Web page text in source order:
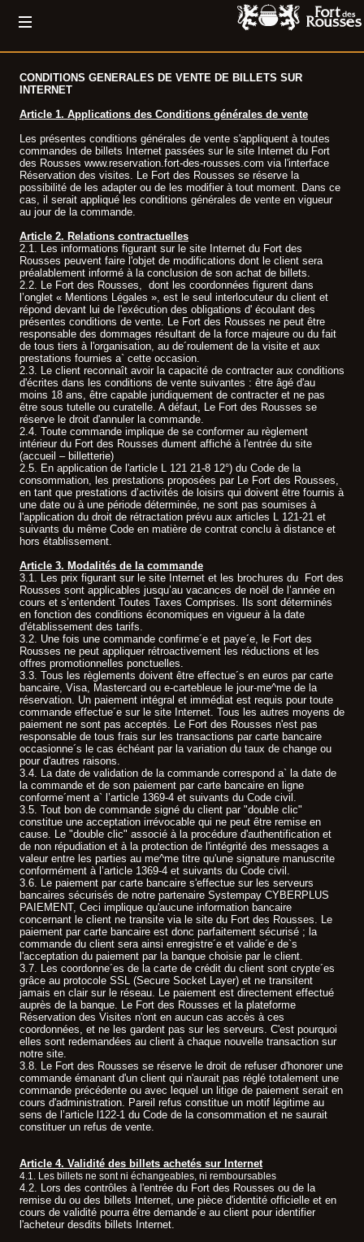
CONDITIONS GENERALES DE VENTE DE BILLETS SUR
INTERNET
Article 1. Applications des Conditions générales de vente
Les présentes conditions générales de vente s'appliquent à toutes
commandes de billets Internet passées sur le site Internet du Fort
des Rousses www.reservation.fort-des-rousses.com via l'interface
Réservation des visites. Le Fort des Rousses se réserve la
possibilité de les adapter ou de les modifier à tout moment. Dans ce
cas, il serait appliqué les conditions générales de vente en vigueur
au jour de la commande.
Article 2. Relations contractuelles
2.1. Les informations figurant sur le site Internet du Fort des
Rousses peuvent faire l'objet de modifications dont le client sera
préalablement informé à la conclusion de son achat de billets.
2.2. Le Fort des Rousses, dont les coordonnées figurent dans
l’onglet « Mentions Légales », est le seul interlocuteur du client et
répond devant lui de l'exécution des obligations d' écoulant des
présentes conditions de vente. Le Fort des Rousses ne peut être
responsable des dommages résultant de la force majeure ou du fait
de tous tiers à l'organisation, au de´roulement de la visite et aux
prestations fournies a` cette occasion.
2.3. Le client reconnaît avoir la capacité de contracter aux conditions
d'écrites dans les conditions de vente suivantes : être âgé d'au
moins 18 ans, être capable juridiquement de contracter et ne pas
être sous tutelle ou curatelle. A défaut, Le Fort des Rousses se
réserve le droit d'annuler la commande.
2.4. Toute commande implique de se conformer au règlement
intérieur du Fort des Rousses dument affiché à l'entrée du site
(accueil – billetterie)
2.5. En application de l'article L 121 21-8 12°) du Code de la
consommation, les prestations proposées par Le Fort des Rousses,
en tant que prestations d’activités de loisirs qui doivent être fournis à
une date ou à une période déterminée, ne sont pas soumises à
l'application du droit de rétractation prévu aux articles L 121-21 et
suivants du même Code en matière de contrat conclu à distance et
hors établissement.
Article 3. Modalités de la commande
3.1. Les prix figurant sur le site Internet et les brochures du Fort des
Rousses sont applicables jusqu’au vacances de noël de l’année en
cours et s’entendent Toutes Taxes Comprises. Ils sont déterminés
en fonction des conditions économiques en vigueur à la date
d'établissement des tarifs.
3.2. Une fois une commande confirme´e et paye´e, le Fort des
Rousses ne peut appliquer rétroactivement les réductions et les
offres promotionnelles ponctuelles.
3.3. Tous les règlements doivent être effectue´s en euros par carte
bancaire, Visa, Mastercard ou e-cartebleue le jour-me^me de la
réservation. Un paiement intégral et immédiat est requis pour toute
commande effectue´e sur le site Internet. Tous les autres moyens de
paiement ne sont pas acceptés. Le Fort des Rousses n'est pas
responsable de tous frais sur les transactions par carte bancaire
occasionne´s le cas échéant par la variation du taux de change ou
pour d'autres raisons.
3.4. La date de validation de la commande correspond a` la date de
la commande et de son paiement par carte bancaire en ligne
conforme´ment a` l’article 1369-4 et suivants du Code civil.
3.5. Tout bon de commande signé du client par "double clic"
constitue une acceptation irrévocable qui ne peut être remise en
cause. Le "double clic" associé à la procédure d'authentification et
de non répudiation et à la protection de l'intégrité des messages a
valeur entre les parties au me^me titre qu'une signature manuscrite
conformément à l’article 1369-4 et suivants du Code civil.
3.6. Le paiement par carte bancaire s'effectue sur les serveurs
bancaires sécurisés de notre partenaire Systempay CYBERPLUS
PAIEMENT, Ceci implique qu'aucune information bancaire
concernant le client ne transite via le site du Fort des Rousses. Le
paiement par carte bancaire est donc parfaitement sécurisé ; la
commande du client sera ainsi enregistre´e et valide´e de`s
l'acceptation du paiement par la banque choisie par le client.
3.7. Les coordonne´es de la carte de crédit du client sont crypte´es
grâce au protocole SSL (Secure Socket Layer) et ne transitent
jamais en clair sur le réseau. Le paiement est directement effectué
auprès de la banque. Le Fort des Rousses et la plateforme
Réservation des Visites n'ont en aucun cas accès à ces
coordonnées, et ne les gardent pas sur les serveurs. C'est pourquoi
elles sont redemandées au client à chaque nouvelle transaction sur
notre site.
3.8. Le Fort des Rousses se réserve le droit de refuser d'honorer une
commande émanant d'un client qui n'aurait pas réglé totalement une
commande précédente ou avec lequel un litige de paiement serait en
cours d'administration. Pareil refus constitue un motif légitime au
sens de l’article l122-1 du Code de la consommation et ne saurait
constituer un refus de vente.
Article 4. Validité des billets achetés sur Internet
4.1. Les billets ne sont ni échangeables, ni remboursables.
4.2. Lors des contrôles à l'entrée du Fort des Rousses ou de la
remise du ou des billets Internet, une pièce d'identité officielle et en
cours de validité pourra être demande´e au client pour identifier
l'acheteur desdits billets Internet.